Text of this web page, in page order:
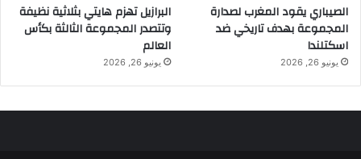
الصيباري يقود المغرب لصدارة
المجموعة بهدف تاريخي ضد
اسكتلندا
يونيو 26, 2026
البرازيل تهزم هايتي بثلاثية نظيفة
وتتصدر المجموعة الثالثة بكأس
العالم
يونيو 26, 2026